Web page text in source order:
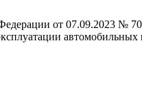
от 07.09.2023 №